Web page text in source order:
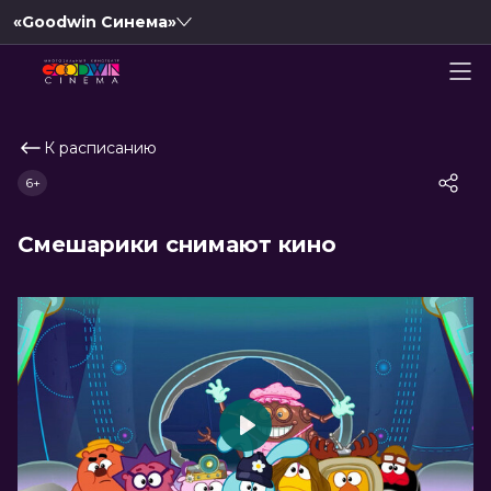
«Goodwin Синема»
К расписанию
Смешарики снимают кино
6+
Play